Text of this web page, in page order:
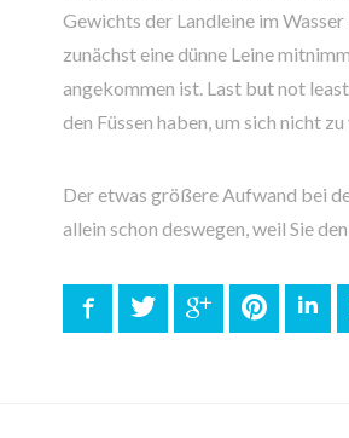
Gewichts der Landleine im
zunächst eine dünne Leine
angekommen ist. Last but not
den Füssen haben, um sich nicht
Der etwas größere Aufwand bei
allein schon deswegen, weil Sie
FacebookTwitter Google+ Pinterest